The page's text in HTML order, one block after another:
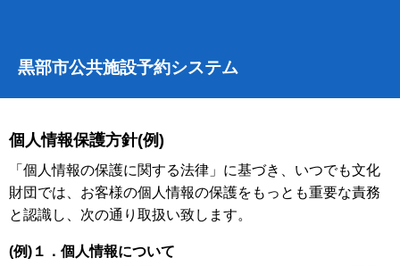
黒部市公共施設予約システム
個人情報保護方針(例)
「個人情報の保護に関する法律」に基づき、いつでも文化
財団では、お客様の個人情報の保護をもっとも重要な責務
と認識し、次の通り取扱い致します。
(例)１．個人情報について